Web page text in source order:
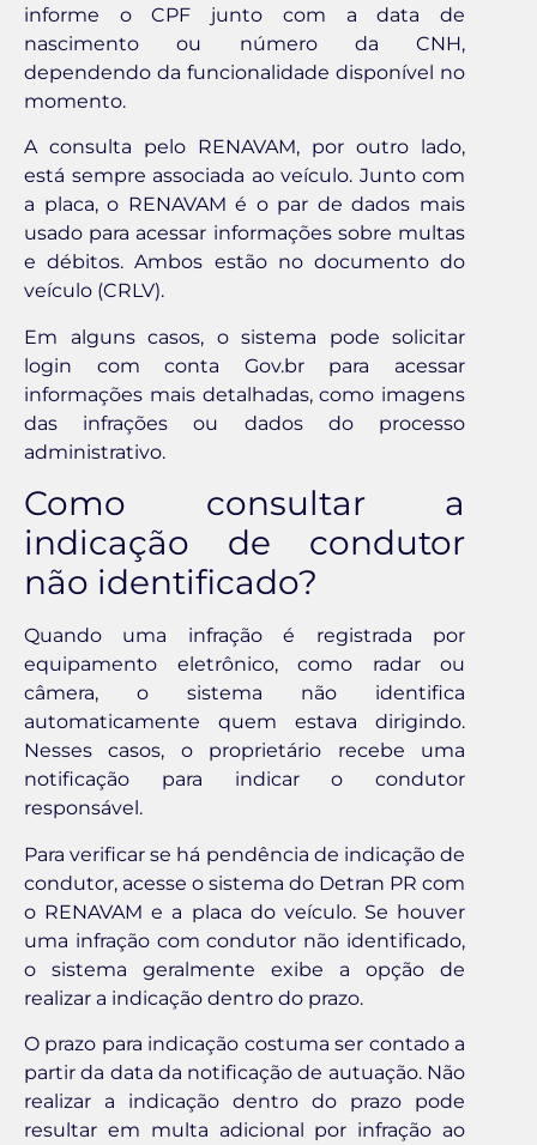
informe o CPF junto com a data de
nascimento ou número da CNH,
dependendo da funcionalidade disponível no
momento.
A consulta pelo RENAVAM, por outro lado,
está sempre associada ao veículo. Junto com
a placa, o RENAVAM é o par de dados mais
usado para acessar informações sobre multas
e débitos. Ambos estão no documento do
veículo (CRLV).
Em alguns casos, o sistema pode solicitar
login com conta Gov.br para acessar
informações mais detalhadas, como imagens
das infrações ou dados do processo
administrativo.
Como consultar a
indicação de condutor
não identificado?
Quando uma infração é registrada por
equipamento eletrônico, como radar ou
câmera, o sistema não identifica
automaticamente quem estava dirigindo.
Nesses casos, o proprietário recebe uma
notificação para indicar o condutor
responsável.
Para verificar se há pendência de indicação de
condutor, acesse o sistema do Detran PR com
o RENAVAM e a placa do veículo. Se houver
uma infração com condutor não identificado,
o sistema geralmente exibe a opção de
realizar a indicação dentro do prazo.
O prazo para indicação costuma ser contado a
partir da data da notificação de autuação. Não
realizar a indicação dentro do prazo pode
resultar em multa adicional por infração ao